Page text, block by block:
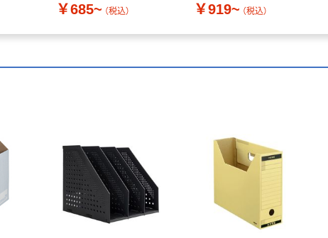
￥685~ （税込） ￥919~ （税込）